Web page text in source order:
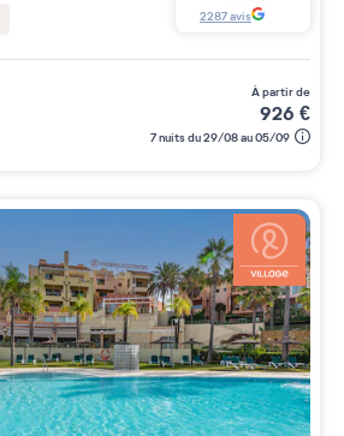
2287avis
à partir de
926 €
7 nuits du 29/08 au 05/09